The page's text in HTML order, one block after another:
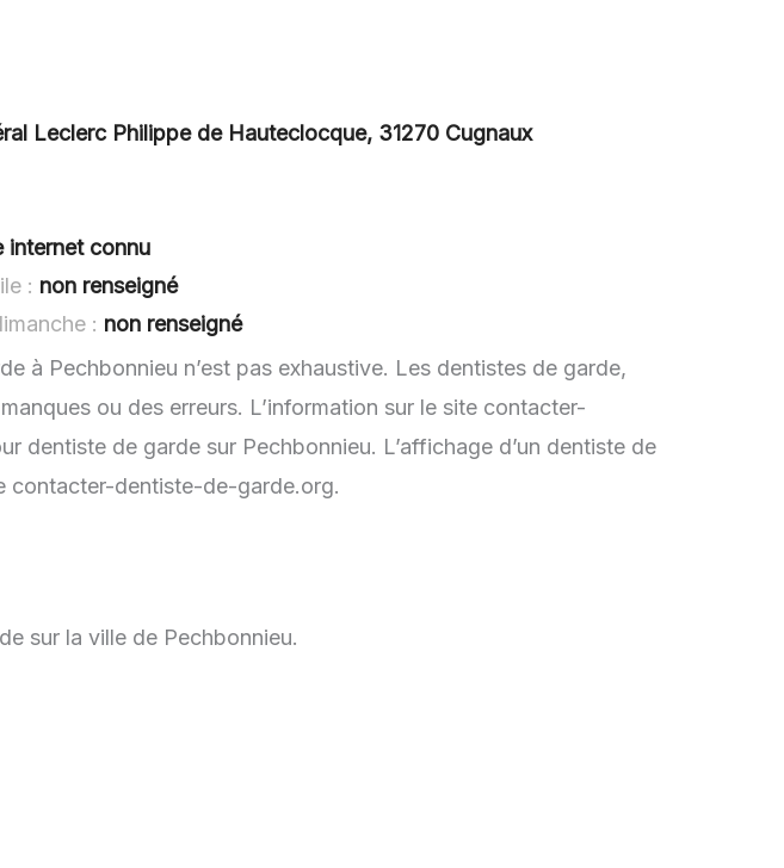
Leclerc Philippe de Hauteclocque, 31270 Cugnaux
internet connu
: non renseigné
: non renseigné
à Pechbonnieu n’est pas exhaustive. Les dentistes de garde,
ou des erreurs. L’information sur le site contacter-
dentiste de garde sur Pechbonnieu. L’affichage d’un dentiste de
contacter-dentiste-de-garde.org.
sur la ville de Pechbonnieu.